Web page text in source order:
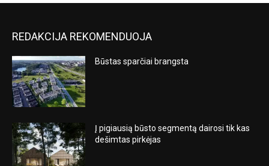
REDAKCIJA REKOMENDUOJA
Būstas sparčiai brangsta
Į pigiausią būsto segmentą dairosi tik kas
dešimtas pirkėjas